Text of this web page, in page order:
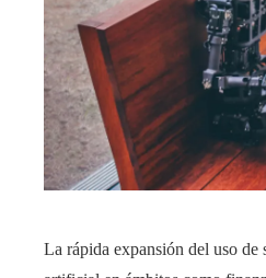
La rápida expansión del uso de